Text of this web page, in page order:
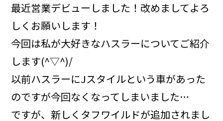
最近営業デビューしました！改めましてよろ
しくお願いします！
今回は私が大好きなハスラーについてご紹介
します(^▽^)/
以前ハスラーにJスタイルという車があった
のですが今回なくなってしまいました…
ですが、新しくタフワイルドが追加されまし